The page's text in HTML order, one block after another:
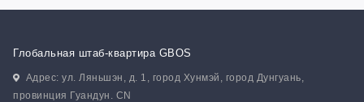
Глобальная штаб-квартира GBOS
Адрес: ул. Ляньшэн, д. 1, город Хунмэй, город Дунгуань,
провинция Гуандун. CN